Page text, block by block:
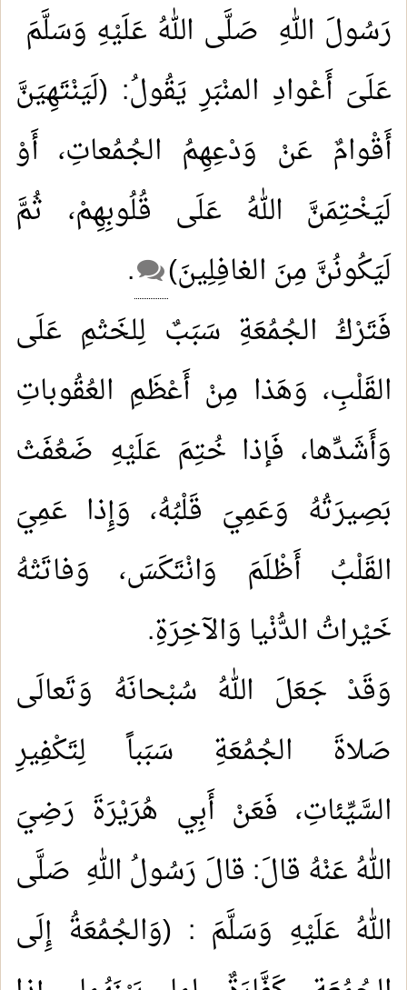
رَسُولَ اللهِ صَلَّى اللهُ عَلَيْهِ وَسَلَّمَ
عَلَىَ أَعْوادِ المنْبَرِ يَقُولُ: (لَيَنْتَهِيَنَّ
أَقْوامٌ عَنْ وَدْعِهِمُ الجُمُعاتِ، أَوْ
لَيَخْتِمَنَّ اللهُ عَلَى قُلُوبِهِمْ، ثُمَّ
لَيَكُونُنَّ مِنَ الغافِلِينَ)
.
فَتَرْكُ الجُمُعَةِ سَبَبٌ لِلخَتْمِ عَلَى
القَلْبِ، وَهَذا مِنْ أَعْظَمِ العُقُوباتِ
وَأَشَدِّها، فَإذا خُتِمَ عَلَيْهِ ضَعُفَتْ
بَصِيرَتُهُ وَعَمِيَ قَلْبُهُ، وَإِذا عَمِيَ
القَلْبُ أَظْلَمَ وَانْتَكَسَ، وَفاتَتْهُ
خَيْراتُ الدُّنْيا وَالآخِرَةِ.
وَقَدْ جَعَلَ اللهُ سُبْحانَهُ وَتَعالَى
صَلاةَ الجُمُعَةِ سَبَباً لِتَكْفِيرِ
السَّيِّئاتِ، فَعَنْ أَبِي هُرَيْرَةَ رَضِيَ
اللهُ عَنْهُ قالَ: قالَ رَسُولُ اللهِ صَلَّى
اللهُ عَلَيْهِ وَسَلَّمَ : (وَالجُمُعَةُ إِلَى